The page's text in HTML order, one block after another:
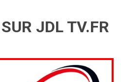
JDL TV.FR